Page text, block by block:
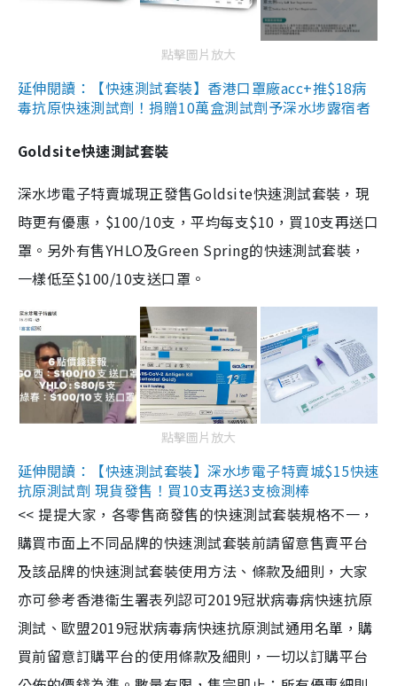
點擊圖片放大
延伸閱讀：【快速測試套裝】香港口罩廠acc+推$18病
毒抗原快速測試劑！捐贈10萬盒測試劑予深水埗露宿者
Goldsite快速測試套裝
深水埗電子特賣城現正發售Goldsite快速測試套裝，現
時更有優惠，$100/10支，平均每支$10，買10支再送口
罩。另外有售YHLO及Green Spring的快速測試套裝，
一樣低至$100/10支送口罩。
點擊圖片放大
延伸閱讀：【快速測試套裝】深水埗電子特賣城$15快速
抗原測試劑 現貨發售！買10支再送3支檢測棒
<< 提提大家，各零售商發售的快速測試套裝規格不一，
購買市面上不同品牌的快速測試套裝前請留意售賣平台
及該品牌的快速測試套裝使用方法、條款及細則，大家
亦可參考香港衞生署表列認可2019冠狀病毒病快速抗原
測試、歐盟2019冠狀病毒病快速抗原測試通用名單，購
買前留意訂購平台的使用條款及細則，一切以訂購平台